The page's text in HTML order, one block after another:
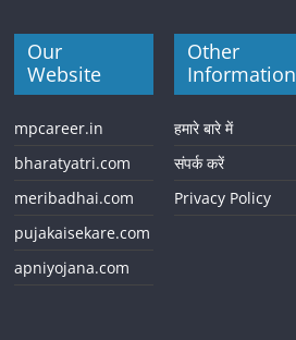
Our
Website
mpcareer.in
bharatyatri.com
meribadhai.com
pujakaisekare.com
apniyojana.com
Other
Information
हमारे बारे में
संपर्क करें
Privacy Policy